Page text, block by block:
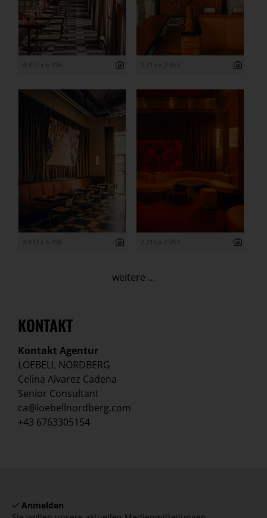
4 872 x 6 496 2 215 x 2 953
4 872 x 6 496 2 215 x 2 953
weitere ...
KONTAKT
Kontakt Agentur
LOEBELL NORDBERG
Celina Alvarez Cadena
Senior Consultant
ca@loebellnordberg.com
+43 6763305154
Anmelden